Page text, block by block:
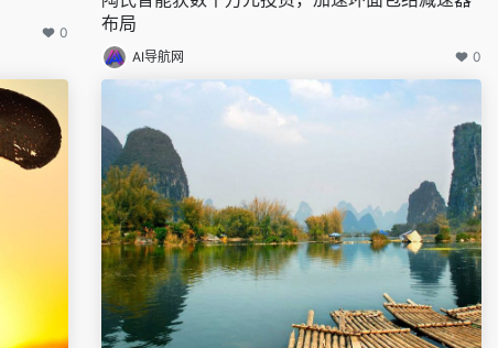
0
布局
AI导航网 0